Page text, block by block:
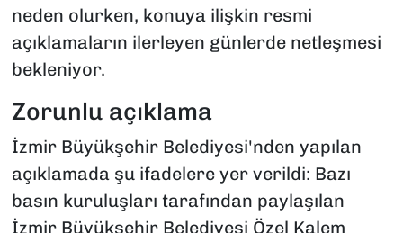
neden olurken, konuya ilişkin resmi
açıklamaların ilerleyen günlerde netleşmesi
bekleniyor.
Zorunlu açıklama
İzmir Büyükşehir Belediyesi'nden yapılan
açıklamada şu ifadelere yer verildi: Bazı
basın kuruluşları tarafından paylaşılan
İzmir Büyükşehir Belediyesi Özel Kalem